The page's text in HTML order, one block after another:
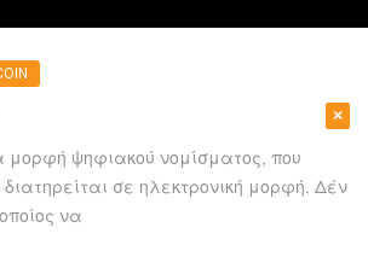
μορφή ψηφιακού νομίσματος, που
διατηρείται σε ηλεκτρονική μορφή. Δέν
να